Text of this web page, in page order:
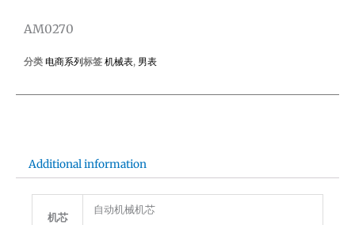
AM0270
分类 电商系列标签 机械表, 男表
Additional information
机芯
自动机械机芯